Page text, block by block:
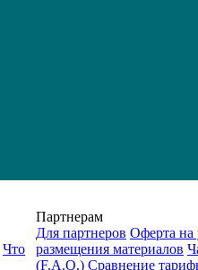
Что
Партнерам
Для партнеров Оферта на
размещения материалов
(F.A.Q.) Cравнение